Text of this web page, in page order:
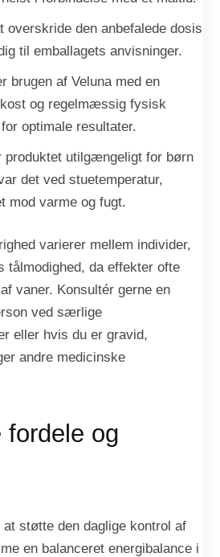
overskride den anbefalede dosis
til emballagets anvisninger.
brugen af Veluna med en
og regelmæssig fysisk
optimale resultater.
produktet utilgængeligt for børn
det ved stuetemperatur,
mod varme og fugt.
varierer mellem individer,
tålmodighed, da effekter ofte
vaner. Konsultér gerne en
ved særlige
eller hvis du er gravid,
andre medicinske
fordele og
støtte den daglige kontrol af
en balanceret energibalance i